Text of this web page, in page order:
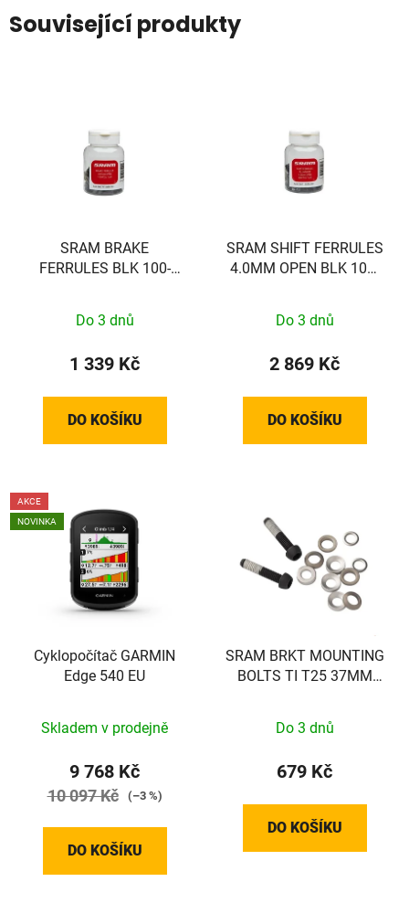
Související produkty
SRAM BRAKE
FERRULES BLK 100-
Do 3 dnů
1 339 Kč
DO KOŠÍKU
SRAM SHIFT FERRULES
4.0MM OPEN BLK 100-
Do 3 dnů
2 869 Kč
DO KOŠÍKU
AKCE
NOVINKA
Cyklopočítač GARMIN
Edge 540 EU
Skladem v prodejně
9 768 Kč
10 097 Kč (–3 %)
DO KOŠÍKU
SRAM BRKT MOUNTING
BOLTS TI T25 37MM
Do 3 dnů
679 Kč
DO KOŠÍKU